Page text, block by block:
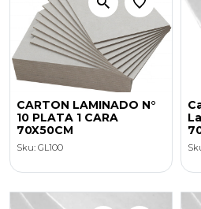
CARTON LAMINADO N°
10 PLATA 1 CARA
70X50CM
Sku: GL100